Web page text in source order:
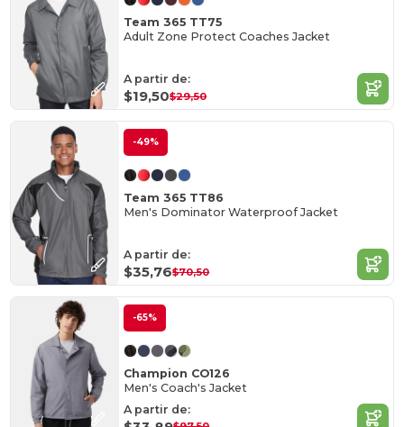
Team 365 TT75
Adult Zone Protect Coaches Jacket
A partir de:
$19,50$29,50
-49%
Team 365 TT86
Men's Dominator Waterproof Jacket
A partir de:
$35,76$70,50
-65%
Champion CO126
Men's Coach's Jacket
A partir de: